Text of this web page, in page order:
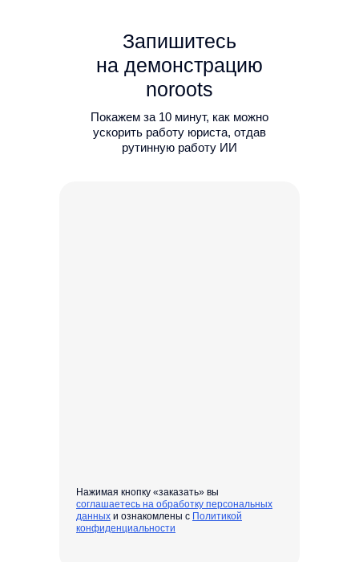
Покажем за 10 минут, как можно
ускорить работу юриста, отдав
рутинную работу ИИ
Запишитесь
на демонстрацию
noroots
Нажимая кнопку «заказать» вы
соглашаетесь на обработку персональных
данных и ознакомлены с Политикой
конфиденциальности